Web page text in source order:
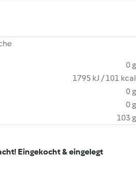
0 g
1795 kJ / 101 kcal
0 g
0 g
103 g
Eingekocht & eingelegt